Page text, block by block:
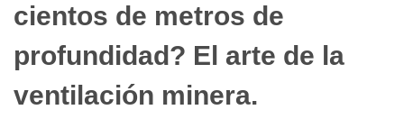
cientos de metros de
profundidad? El arte de la
ventilación minera.